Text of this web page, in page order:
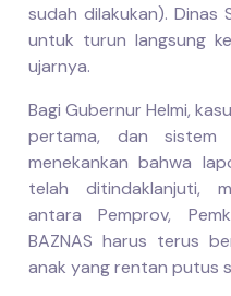
sudah dilakukan). Dinas
untuk turun langsung
ujarnya.
Bagi Gubernur Helmi,
pertama, dan
menekankan bahwa
telah ditindaklanjuti,
antara Pemprov,
BAZNAS harus terus
anak yang rentan putus